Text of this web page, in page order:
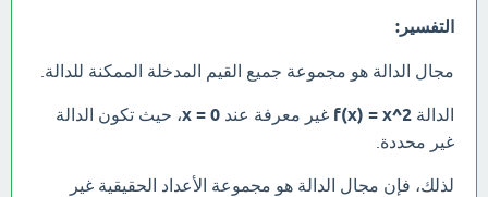
التفسير:
مجال الدالة هو مجموعة جميع القيم المدخلة الممكنة للدالة.
الدالة f(x) = x^2 غير معرفة عند x = 0، حيث تكون الدالة
غير محددة.
لذلك، فإن مجال الدالة هو مجموعة الأعداد الحقيقية غير